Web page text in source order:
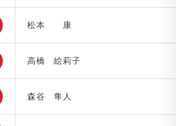
松本 康
高橋 絵莉子
森谷 隼人